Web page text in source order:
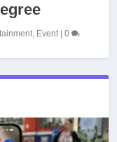
, Event|0